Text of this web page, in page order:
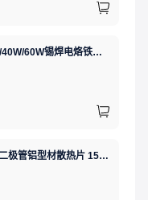
GJ(黄花高洁)，电烙铁30W/40W/60W锡焊电烙铁焊接工具电焊笔手机电子维修（内热35W），NO.435(35W)
XSD(鑫顺达)to-220 to-247二极管铝型材散热片 15.5*10.5*21 本色带针大功率电子散热器（可定制）